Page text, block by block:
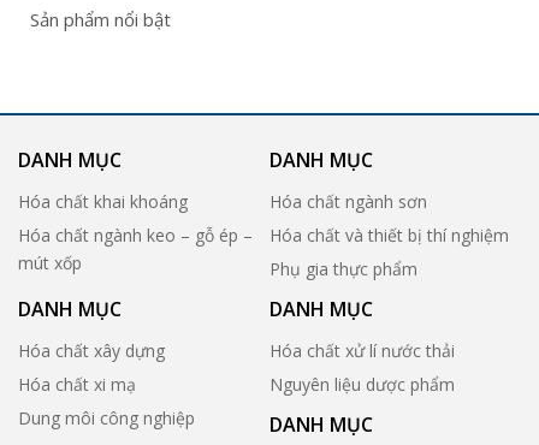
Sản phẩm nổi bật
DANH MỤC
Hóa chất khai khoáng
Hóa chất ngành keo – gỗ ép –
mút xốp
DANH MỤC
Hóa chất ngành sơn
Hóa chất và thiết bị thí nghiệm
Phụ gia thực phẩm
DANH MỤC
Hóa chất xây dựng
Hóa chất xi mạ
Dung môi công nghiệp
DANH MỤC
Hóa chất xử lí nước thải
Nguyên liệu dược phẩm
DANH MỤC